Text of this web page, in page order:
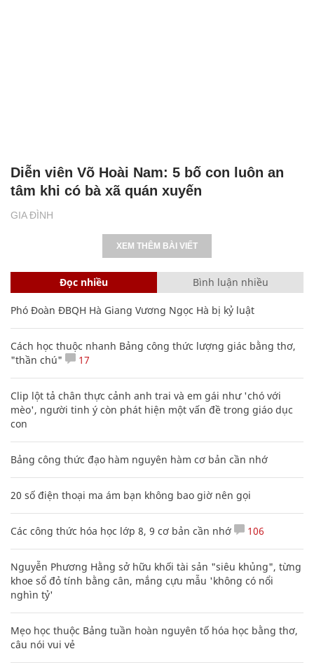
GIA ĐÌNH
Diễn viên Võ Hoài Nam: 5 bố con luôn an
tâm khi có bà xã quán xuyến
XEM THÊM BÀI VIẾT
Đọc nhiều Bình luận nhiều
Phó Đoàn ĐBQH Hà Giang Vương Ngọc Hà bị kỷ luật
Cách học thuộc nhanh Bảng công thức lượng giác bằng thơ,
"thần chú"
17
Clip lột tả chân thực cảnh anh trai và em gái như 'chó với
mèo', người tinh ý còn phát hiện một vấn đề trong giáo dục
con
Bảng công thức đạo hàm nguyên hàm cơ bản cần nhớ
20 số điện thoại ma ám bạn không bao giờ nên gọi
Các công thức hóa học lớp 8, 9 cơ bản cần nhớ 106
Nguyễn Phương Hằng sở hữu khối tài sản "siêu khủng", từng
khoe sổ đỏ tính bằng cân, mắng cựu mẫu 'không có nổi
nghìn tỷ'
Mẹo học thuộc Bảng tuần hoàn nguyên tố hóa học bằng thơ,
câu nói vui vẻ